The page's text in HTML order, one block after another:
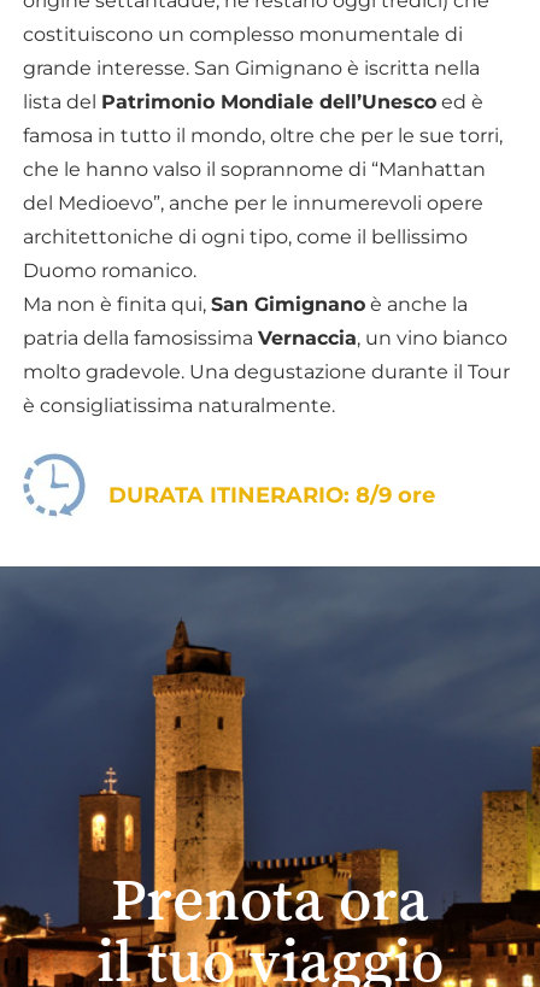
costituiscono un complesso monumentale di
grande interesse. San Gimignano è iscritta nella
lista del Patrimonio Mondiale dell’Unescoed è
famosa in tutto il mondo, oltre che per le sue torri,
che le hanno valso il soprannome di “Manhattan
del Medioevo”, anche per le innumerevoli opere
architettoniche di ogni tipo, come il bellissimo
Duomo romanico.
Ma non è finita qui, San Gimignanoè anche la
patria della famosissima Vernaccia, un vino bianco
molto gradevole. Una degustazione durante il Tour
è consigliatissima naturalmente.
DURATA ITINERARIO: 8/9 ore
Prenota ora
il tuo viaggio